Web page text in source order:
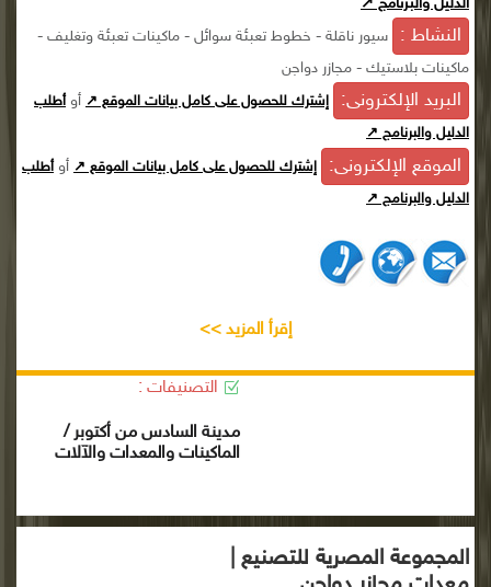
الدليل والبرنامج ↗
النشاط :
سيور ناقلة - خطوط تعبئة سوائل - ماكينات تعبئة وتغليف -
ماكينات بلاستيك - مجازر دواجن
البريد الإلكترونى: إشترك للحصول على كامل بيانات الموقع ↗ أوأطلب
الدليل والبرنامج ↗
الموقع الإلكترونى: إشترك للحصول على كامل بيانات الموقع ↗ أوأطلب
الدليل والبرنامج ↗
إقرأ المزيد >>
التصنيفات :
مدينة السادس من أكتوبر /
الماكينات والمعدات والآلات
المجموعة المصرية للتصنيع |